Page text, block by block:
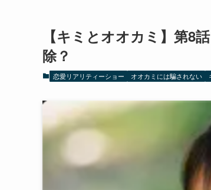
【キミとオオカミ】第8
除？
恋愛リアリティーショー オオカミには騙されない